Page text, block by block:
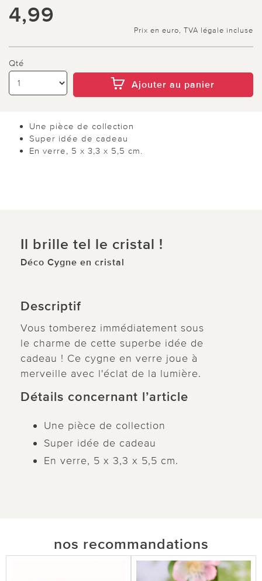
4,99
Prix en euro, TVA légale incluse
Qté
Ajouter au panier
Une pièce de collection
Super idée de cadeau
En verre, 5 x 3,3 x 5,5 cm.
Il brille tel le cristal !
Déco Cygne en cristal
Descriptif
Vous tomberez immédiatement sous
le charme de cette superbe idée de
cadeau ! Ce cygne en verre joue à
merveille avec l'éclat de la lumière.
Détails concernant l’article
Une pièce de collection
Super idée de cadeau
En verre, 5 x 3,3 x 5,5 cm.
nos recommandations